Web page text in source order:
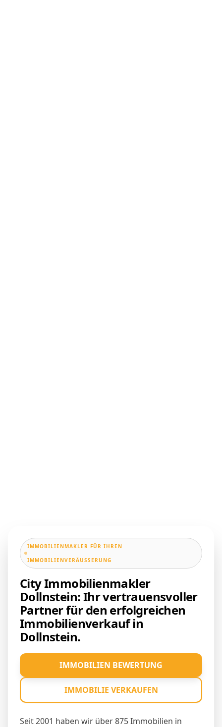
IMMOBILIENMAKLER FÜR IHREN
IMMOBILIENVERÄUSSERUNG
City Immobilienmakler
Dollnstein: Ihr vertrauensvoller
Partner für den erfolgreichen
Immobilienverkauf in
Dollnstein.
Seit 2001 haben wir über 875 Immobilien in
IMMOBILIEN BEWERTUNG
IMMOBILIE VERKAUFEN